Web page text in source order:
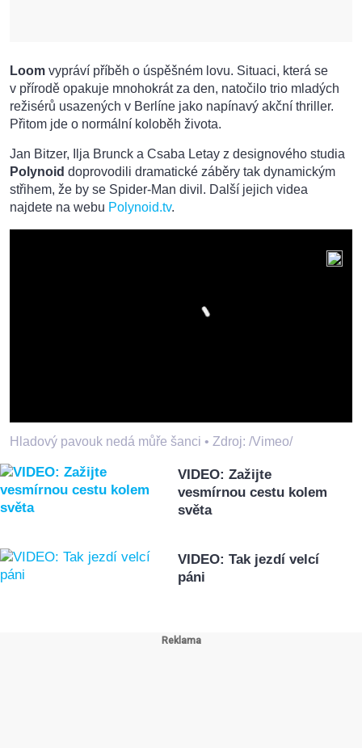
Loom vypráví příběh o úspěšném lovu. Situaci, která se
v přírodě opakuje mnohokrát za den, natočilo trio mladých
režisérů usazených v Berlíne jako napínavý akční thriller.
Přitom jde o normální koloběh života.
Jan Bitzer, Ilja Brunck a Csaba Letay z designového studia
Polynoid doprovodili dramatické záběry tak dynamickým
střihem, že by se Spider-Man divil. Další jejich videa
najdete na webu Polynoid.tv.
Hladový pavouk nedá můře šanci • Zdroj: /Vimeo/
VIDEO: Zažijte
vesmírnou cestu kolem
světa
VIDEO: Tak jezdí velcí
páni